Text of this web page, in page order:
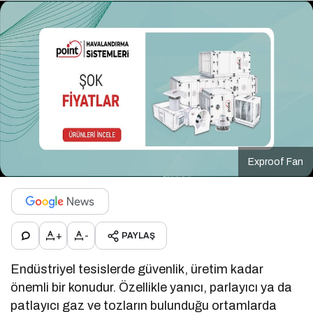
Exproof Fan
+ - PAYLAŞ
Endüstriyel tesislerde güvenlik, üretim kadar
önemli bir konudur. Özellikle yanıcı, parlayıcı ya da
patlayıcı gaz ve tozların bulunduğu ortamlarda